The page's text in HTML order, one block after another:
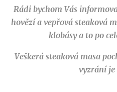
Rádi bychom Vás
hovězí a vepřová steaková
klobásy a to po
Veškerá steaková masa
vyzrání